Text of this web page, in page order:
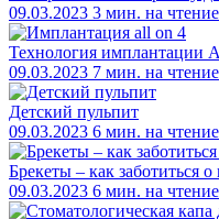
09.03.2023 3 мин. на чтение
Технология имплантации
09.03.2023 7 мин. на чтение
Детский пульпит
09.03.2023 6 мин. на чтение
Брекеты – как заботиться
09.03.2023 6 мин. на чтение